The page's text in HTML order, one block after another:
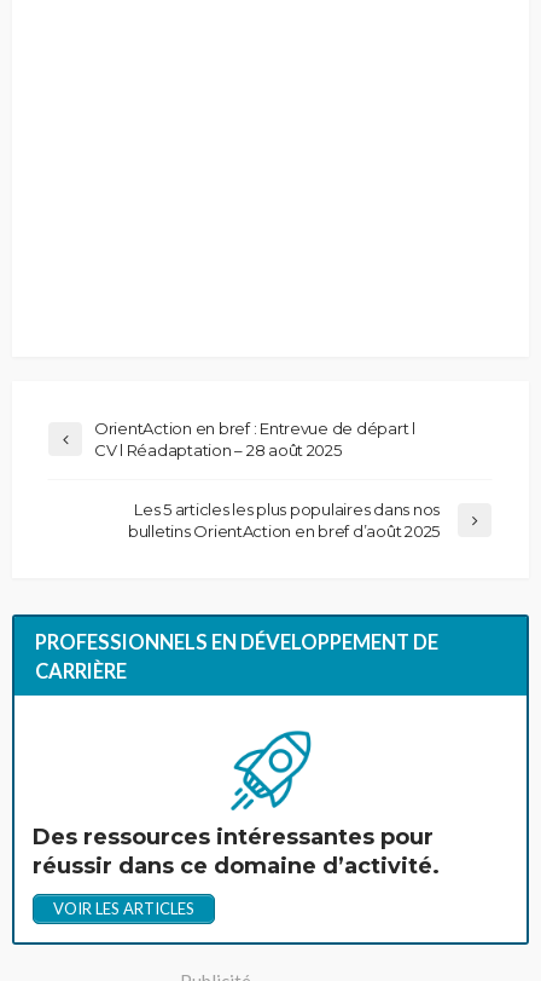
OrientAction en bref : Entrevue de départ l
CV l Réadaptation – 28 août 2025
Les 5 articles les plus populaires dans nos
bulletins OrientAction en bref d’août 2025
PROFESSIONNELS EN DÉVELOPPEMENT DE
CARRIÈRE
Des ressources intéressantes pour
réussir dans ce domaine d’activité.
VOIR LES ARTICLES